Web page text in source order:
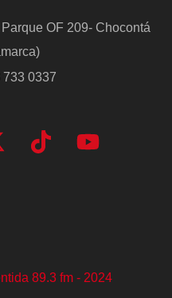
OF 209- Chocontá
0337
89.3 fm - 2024